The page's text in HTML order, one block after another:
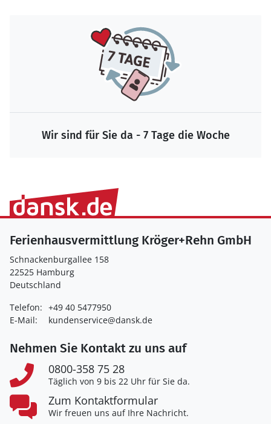
Wir sind für Sie da - 7 Tage die Woche
Ferienhausvermittlung Kröger+Rehn GmbH
Schnackenburgallee 158
22525 Hamburg
Deutschland
Telefon: +49 40 5477950
E-Mail:
kundenservice@dansk.de
Nehmen Sie Kontakt zu uns auf
0800-358 75 28
Täglich von 9 bis 22 Uhr für Sie da.
Zum Kontaktformular
Wir freuen uns auf Ihre Nachricht.